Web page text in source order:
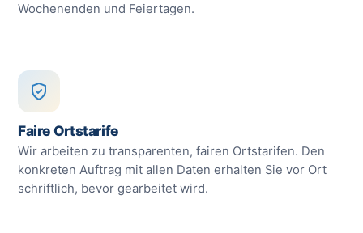
Wochenenden und Feiertagen.
Faire Ortstarife
Wir arbeiten zu transparenten, fairen Ortstarifen. Den
konkreten Auftrag mit allen Daten erhalten Sie vor Ort
schriftlich, bevor gearbeitet wird.